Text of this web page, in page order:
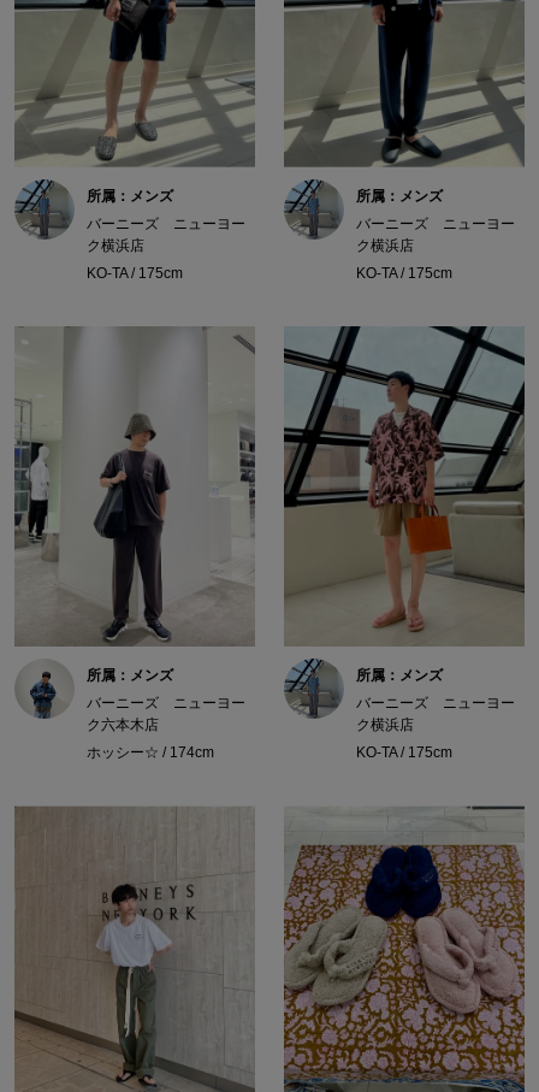
所属：メンズ
バーニーズ ニューヨー
ク横浜店
KO-TA / 175cm
所属：メンズ
バーニーズ ニューヨー
ク横浜店
KO-TA / 175cm
所属：メンズ
バーニーズ ニューヨー
ク六本木店
ホッシー☆ / 174cm
所属：メンズ
バーニーズ ニューヨー
ク横浜店
KO-TA / 175cm